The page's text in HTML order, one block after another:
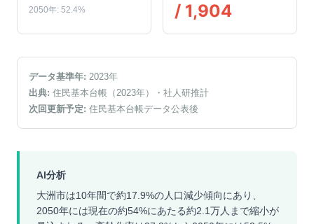
2050年: 52.4%
/ 1,904
データ基準年: 2023年
出典: 住民基本台帳（2023年）
・社人研推計
次回更新予定: 住民基本台帳データ公表後
AI分析
大洲市は10年間で約17.9%の人口減少傾向にあり、
2050年には現在の約54%にあたる約2.1万人まで縮小が